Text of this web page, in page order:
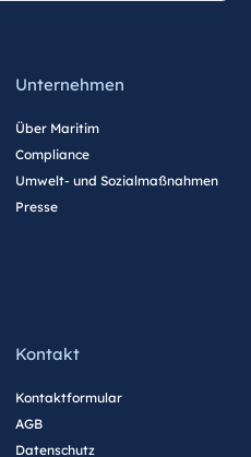
Unternehmen
Über Maritim
Compliance
Umwelt- und Sozialmaßnahmen
Presse
Kontakt
Kontaktformular
AGB
Datenschutz